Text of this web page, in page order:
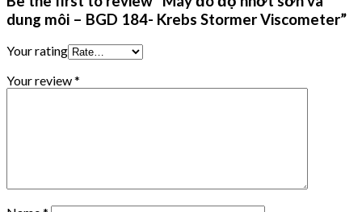
dung môi – BGD 184- Krebs Stormer Viscometer”
Your rating
Your review*